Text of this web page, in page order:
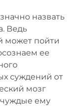
назвать
Ведь
может пойти
ее
суждений от
мозг
чуждые ему